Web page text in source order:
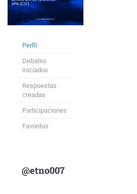
Perfil
Debates
iniciados
Respuestas
creadas
Participaciones
Favoritos
@etno007